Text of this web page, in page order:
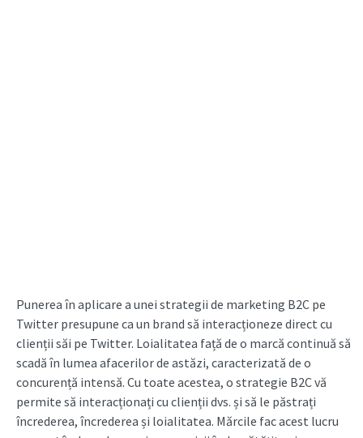
Punerea în aplicare a unei strategii de marketing B2C pe
Twitter presupune ca un brand să interacționeze direct cu
clienții săi pe Twitter. Loialitatea față de o marcă continuă să
scadă în lumea afacerilor de astăzi, caracterizată de o
concurență intensă. Cu toate acestea, o strategie B2C vă
permite să interacționați cu clienții dvs. și să le păstrați
încrederea, încrederea și loialitatea. Mărcile fac acest lucru